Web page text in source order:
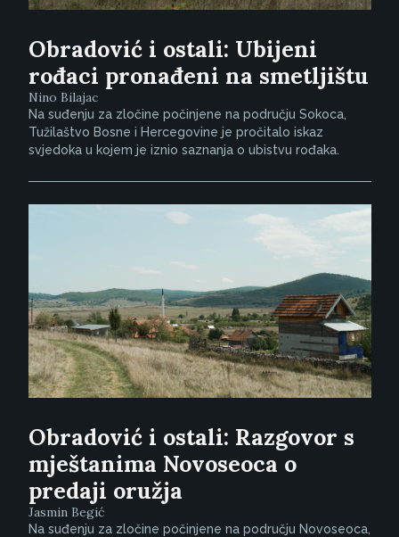
Obradović i ostali: Ubijeni
rođaci pronađeni na smetljištu
Nino Bilajac
Na suđenju za zločine počinjene na području Sokoca,
Tužilaštvo Bosne i Hercegovine je pročitalo iskaz
svjedoka u kojem je iznio saznanja o ubistvu rođaka.
Obradović i ostali: Razgovor s
mještanima Novoseoca o
predaji oružja
Jasmin Begić
Na suđenju za zločine počinjene na području Novoseoca,